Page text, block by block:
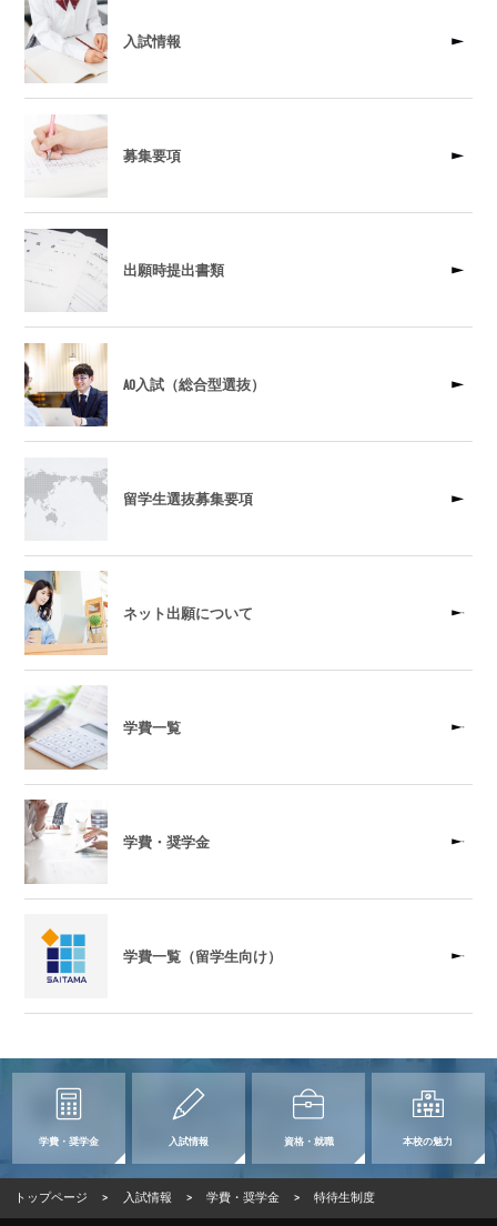
入試情報
募集要項
出願時提出書類
AO入試（総合型選抜）
留学生選抜募集要項
ネット出願について
学費一覧
学費・奨学金
学費一覧（留学生向け）
学費・奨学金 入試情報 資格・就職 本校の魅力
トップページ > 入試情報 > 学費・奨学金 > 特待生制度